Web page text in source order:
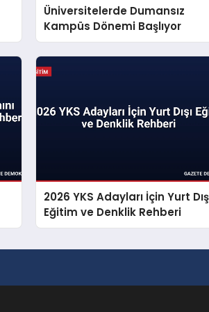
Üniversitelerde Dumansız
Kampüs Dönemi Başlıyor
2026 YKS Adayları İçin Yurt
Eğitim ve Denklik Rehberi